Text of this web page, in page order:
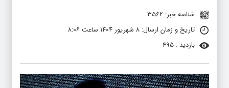
شناسه خبر: 3562
تاریخ و زمان ارسال: ۸ شهریور ۱۴۰۴ ساعت ۸:۰۶
بازدید : 495